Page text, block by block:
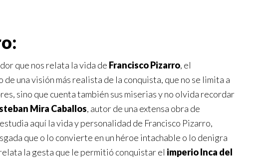
que nos relata la vida de Francisco Pizarro, el
de una visión más realista de la conquista, que no se limita a
sino que cuenta también sus miserias y no olvida recordar
Mira Caballos, autor de una extensa obra de
aquí la vida y personalidad de Francisco Pizarro,
que o lo convierte en un héroe intachable o lo denigra
la gesta que le permitió conquistar el imperio Inca del